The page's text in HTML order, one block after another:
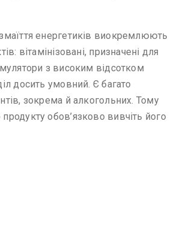
енергетиків виокремлюють
вітамінізовані, призначені для
з високим відсотком
досить умовний. Є багато
зокрема й алкогольних. Тому
обов’язково вивчіть його